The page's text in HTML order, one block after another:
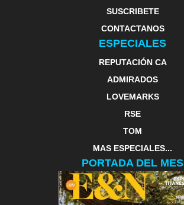
SUSCRIBETE
CONTACTANOS
ESPECIALES
REPUTACIÓN CA
ADMIRADOS
LOVEMARKS
RSE
TOM
MAS ESPECIALES...
PORTADA DEL MES